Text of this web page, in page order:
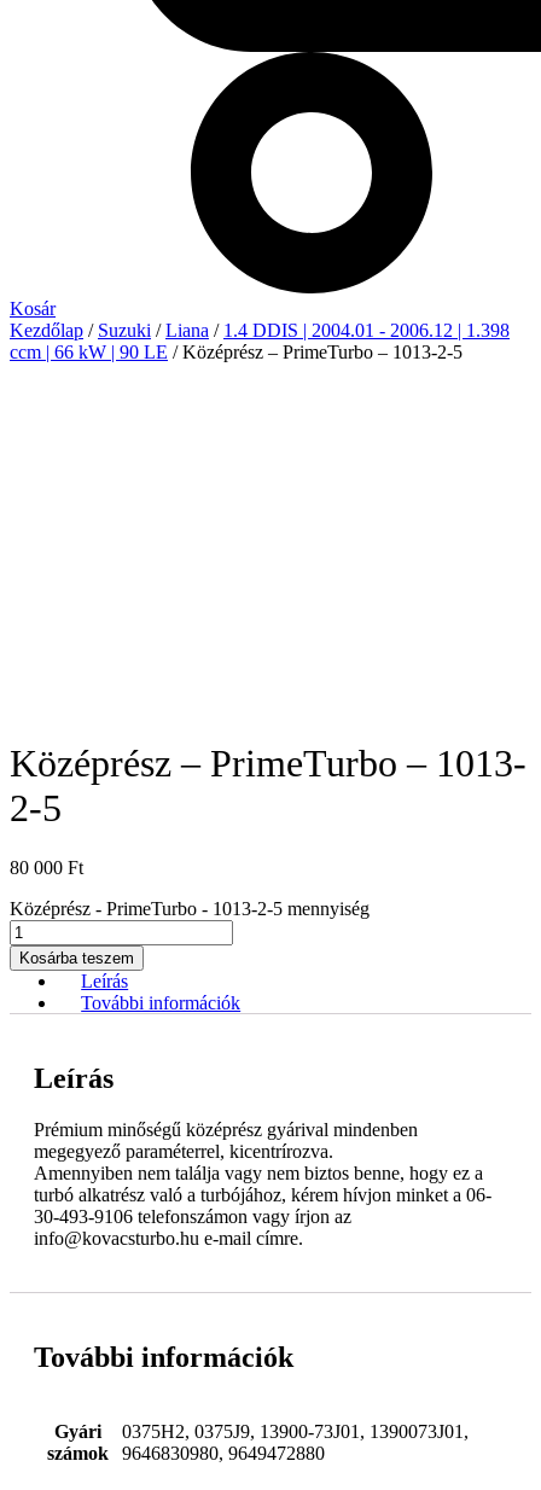
Kosár
Kezdőlap / Suzuki /Liana / 1.4 DDIS | 2004.01 - 2006.12 | 1.398
ccm | 66 kW | 90 LE / Középrész – PrimeTurbo – 1013-2-5
Középrész – PrimeTurbo – 1013-
2-5
80 000 Ft
Középrész - PrimeTurbo - 1013-2-5 mennyiség
Kosárba teszem
Leírás
További információk
Leírás
Prémium minőségű középrész gyárival mindenben
megegyező paraméterrel, kicentrírozva.
Amennyiben nem találja vagy nem biztos benne, hogy ez a
turbó alkatrész való a turbójához, kérem hívjon minket a 06-
30-493-9106 telefonszámon vagy írjon az
info@kovacsturbo.hu e-mail címre.
További információk
Gyári
számok
0375H2, 0375J9, 13900-73J01, 1390073J01,
9646830980, 9649472880